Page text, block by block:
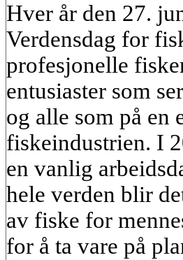
Hver år den 27.
Verdensdag for
profesjonelle
entusiaster som
og alle som på en
fiskeindustrien. I
en vanlig
hele verden blir
av fiske for
for å ta vare på